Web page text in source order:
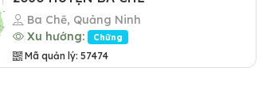
Ba Chẽ, Quảng Ninh
Xu hướng:
Chững
Mã quản lý: 57474